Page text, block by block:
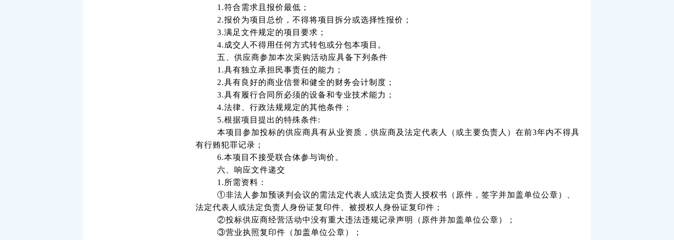
1.符合需求且报价最低；
2.报价为项目总价，不得将项目拆分或选择性报价；
3.满足文件规定的项目要求；
4.成交人不得用任何方式转包或分包本项目。
五、供应商参加本次采购活动应具备下列条件
1.具有独立承担民事责任的能力；
2.具有良好的商业信誉和健全的财务会计制度；
3.具有履行合同所必须的设备和专业技术能力；
4.法律、行政法规规定的其他条件；
5.根据项目提出的特殊条件:
本项目参加投标的供应商具有从业资质，供应商及法定代表人（或主要负责人）在前3年内不得具
有行贿犯罪记录；
6.本项目不接受联合体参与询价。
六、响应文件递交
1.所需资料：
①非法人参加预谈判会议的需法定代表人或法定负责人授权书（原件，签字并加盖单位公章）、
法定代表人或法定负责人身份证复印件、被授权人身份证复印件；
②投标供应商经营活动中没有重大违法违规记录声明（原件并加盖单位公章）；
③营业执照复印件（加盖单位公章）；